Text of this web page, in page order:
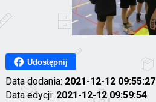
Udostępnij
Data dodania: 2021-12-12 09:55:27
Data edycji: 2021-12-12 09:59:54